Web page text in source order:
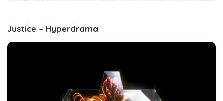
Justice – Hyperdrama